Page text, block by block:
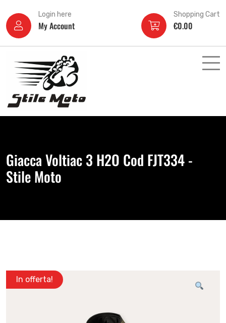
Login here
My Account
Shopping Cart
€0.00
Giacca Voltiac 3 H2O Cod FJT334 -
Stile Moto
In offerta!